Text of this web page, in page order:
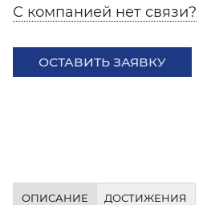
С компанией нет связи?
ОСТАВИТЬ ЗАЯВКУ
ОПИСАНИЕ ДОСТИЖЕНИЯ